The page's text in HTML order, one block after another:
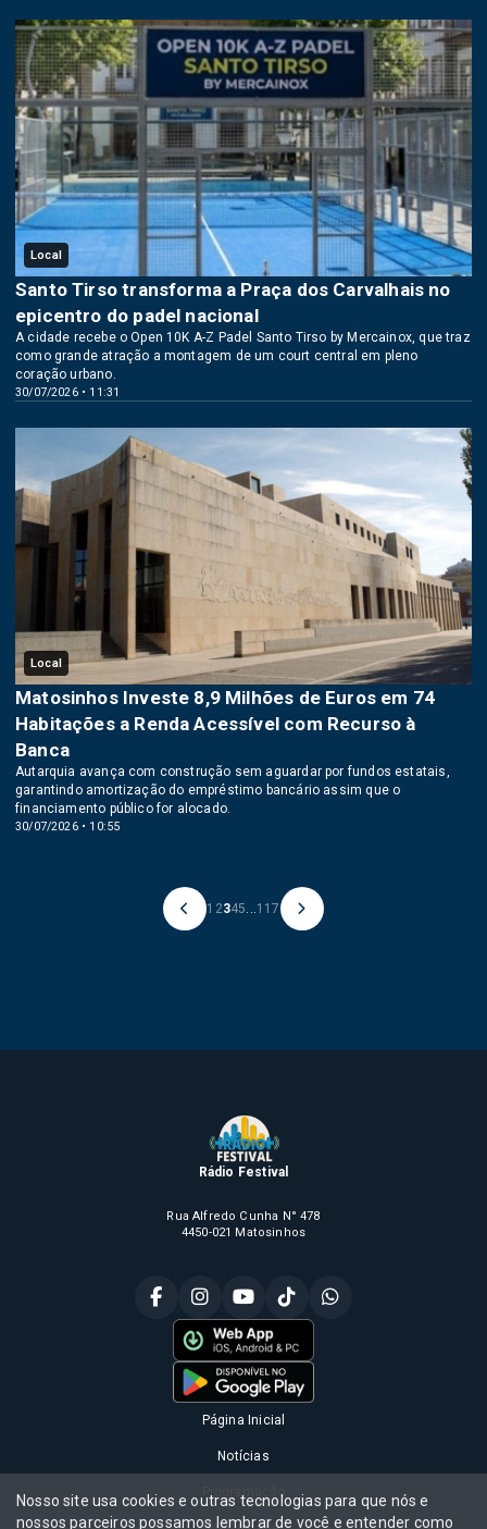
Local
30/07/2026 • 11:31
Santo Tirso transforma a Praça dos Carvalhais no
epicentro do padel nacional
A cidade recebe o Open 10K A-Z Padel Santo Tirso by Mercainox, que traz
como grande atração a montagem de um court central em pleno
coração urbano.
Local
30/07/2026 • 10:55
Matosinhos Investe 8,9 Milhões de Euros em 74
Habitações a Renda Acessível com Recurso à
Banca
Autarquia avança com construção sem aguardar por fundos estatais,
garantindo amortização do empréstimo bancário assim que o
financiamento público for alocado.
1 2345 117
Rádio Festival
Rua Alfredo Cunha N° 478
4450-021 Matosinhos
Página Inicial
Notícias
Programação
Nosso site usa cookies e outras tecnologias para que nós e
nossos parceiros possamos lembrar de você e entender como